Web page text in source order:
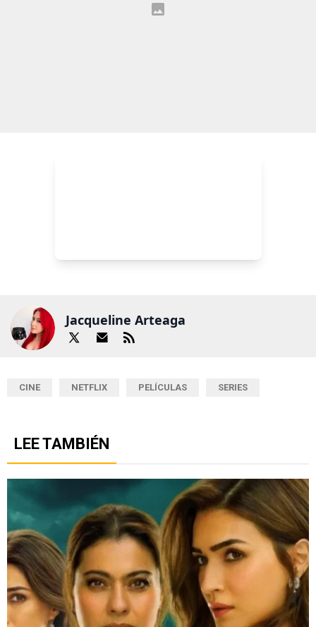
Jacqueline Arteaga
CINE NETFLIX PELÍCULAS SERIES
LEE TAMBIÉN